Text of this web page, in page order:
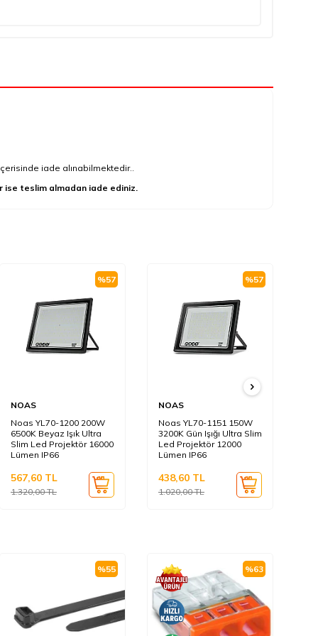
iade alınabilmektedir..
ise teslim almadan iade ediniz.
%57
NOAS
Noas YL70-1200 200W
6500K Beyaz Işık Ultra
Slim Led Projektör 16000
Lümen IP66
1.320,00TL
567,60 TL
%57
NOAS
Noas YL70-1151 150W
3200K Gün Işığı Ultra Slim
Led Projektör 12000
Lümen IP66
1.020,00TL
438,60 TL
%55 %63